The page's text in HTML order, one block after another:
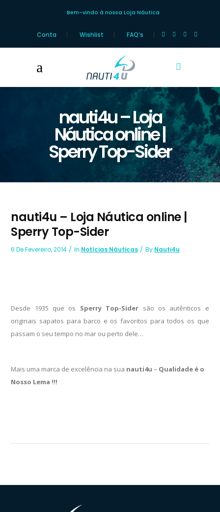
Bem-vindo à nossa Loja Náutica
Conta Wishlist FAQ’s
nauti4u – Loja
Náutica online |
Sperry Top-Sider
nauti4u – Loja Náutica online |
Sperry Top-Sider
6 De Fevereiro, 2014 In Notícias Náuticas By Nauti4u
Desde 1935 que os Sperry Top-Sider são os autênticos e
originais sapatos para barco e os favoritos para todos os que
passam o seu tempo no mar ou perto dele…
Mais uma marca de excelência na sua nauti4u– Qualidade é o
Nosso Lema !!!